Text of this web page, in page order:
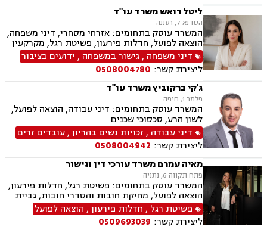
ליטל רואש משרד עו"ד
הסדנא 7, רעננה
המשרד עוסק בתחומים: אזרחי מסחרי, דיני משפחה,
הוצאה לפועל, חדלות פירעון, פשיטת רגל, מקרקעין
ונדל"ן, ייפוי כוח מתמשך, צבא ומשרד הביטחון,
ביטוח לאומי.
דיני משפחה ,גישור במשפחה , ידועים בציבור
ליצירת קשר: 0508004780
ג'קי ברקוביץ משרד עו"ד
פלמר 1, חיפה
המשרד עוסק בתחומים: דיני עבודה, הוצאה לפועל,
לשון הרע, סכסוכי שכנים
דיני עבודה , זכויות נשים בהריון,עובדים זרים
ליצירת קשר: 0508004942
מאיה עמרם משרד עורכי דין וגישור
פתח תקווה 6, נתניה
המשרד עוסק בתחומים: פשיטת רגל, חדלות פירעון,
הוצאה לפועל, מחיקת חובות והסדרי חובות, גביית
חובות, ירושות וצוואות, ייפוי כוח מתמשך, דיני
חברות, פירוקים והקפאת הליכים, מיזוגים ורכישות,
ליווי עסקי, ליווי מיזמי סטרטאפ.
פשיטת רגל , חדלות פירעון, הוצאה לפועל
ליצירת קשר: 0509693039